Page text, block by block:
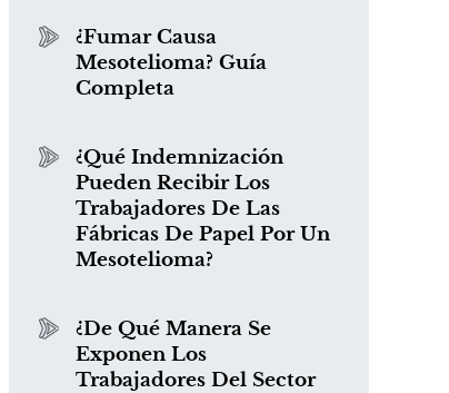
¿Fumar Causa
Mesotelioma? Guía
Completa
¿Qué Indemnización
Pueden Recibir Los
Trabajadores De Las
Fábricas De Papel Por Un
Mesotelioma?
¿De Qué Manera Se
Exponen Los
Trabajadores Del Sector